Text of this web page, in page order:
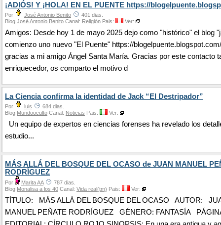
¡ADIÓS! Y ¡HOLA! EN EL PUENTE https://
Por José Antonio Benito
401 dias.
Blog José Antonio Benito Canal: Religión Pais: Ver:
Amigos: Desde hoy 1 de mayo 2025 dejo como "histórico" el blog
comienzo uno nuevo "El Puente" https://
gracias a mi amigo Ángel Santa María. Gracias por este contacto
enriquecedor, os comparto el motivo d
La Ciencia confirma la identidad de Jack “El Destripador”
Por luis
684 dias.
Blog Mundooculto Canal: Noticias Pais: Ver:
Un equipo de expertos en ciencias forenses ha revelado los
estudio...
MÁS ALLÁ DEL BOSQUE DEL OCASO de JUAN MANUEL
RODRÍGUEZ
Por Marita AA
787 dias.
Blog Monalisa a los 40 Canal: Vida real(tm) Pais: Ver:
TÍTULO: MÁS ALLÁ DEL BOSQUE DEL OCASO AUTOR:
MANUEL PEÑATE RODRÍGUEZ GÉNERO: FANTASÍA